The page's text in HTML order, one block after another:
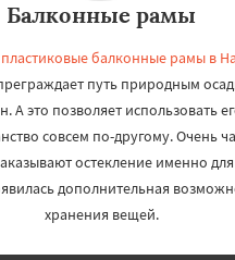
Балконные рамы
пластиковые балконные рамы в
путь природным
А это позволяет использовать
совсем по-другому. Очень
остекление именно для
дополнительная
хранения вещей.